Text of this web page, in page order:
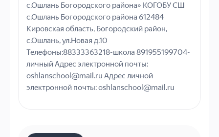
с.Ошлань Богородского района» КОГОБУ СШ
с.Ошлань Богородского района 612484
Кировская область, Богородский район,
с.Ошлань, ул.Новая д.10
Телефоны:88333363218-школа 891955199704-
личный Адрес электронной почты:
oshlanschool@mail.ru Адрес личной
электронной почты: oshlanschool@mail.ru